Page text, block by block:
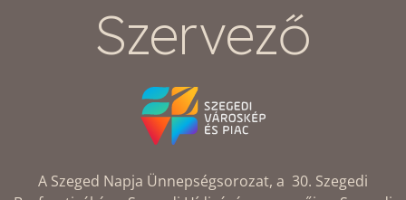
Szervező
A Szeged Napja Ünnepségsorozat, a 30. Szegedi